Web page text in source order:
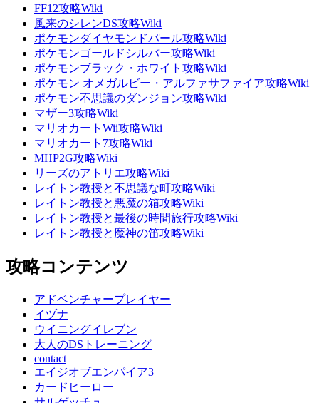
FF12攻略Wiki
風来のシレンDS攻略Wiki
ポケモンダイヤモンドパール攻略Wiki
ポケモンゴールドシルバー攻略Wiki
ポケモンブラック・ホワイト攻略Wiki
ポケモン オメガルビー・アルファサファイア攻略Wiki
ポケモン不思議のダンジョン攻略Wiki
マザー3攻略Wiki
マリオカートWii攻略Wiki
マリオカート7攻略Wiki
MHP2G攻略Wiki
リーズのアトリエ攻略Wiki
レイトン教授と不思議な町攻略Wiki
レイトン教授と悪魔の箱攻略Wiki
レイトン教授と最後の時間旅行攻略Wiki
レイトン教授と魔神の笛攻略Wiki
攻略コンテンツ
アドベンチャープレイヤー
イヅナ
ウイニングイレブン
大人のDSトレーニング
contact
エイジオブエンパイア3
カードヒーロー